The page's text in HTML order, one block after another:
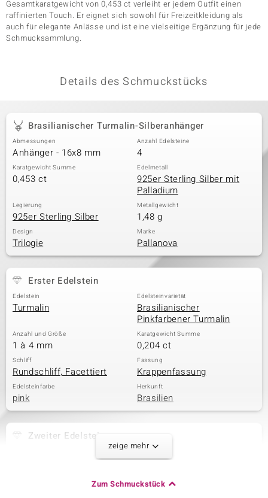
Classics
Gesamtkaratgewicht von 0,453 ct verleiht er jedem Outfit einen
raffinierten Touch. Er eignet sich sowohl für Freizeitkleidung als
auch für elegante Anlässe und ist eine vielseitige Ergänzung für jede
Schmucksammlung.
Details des Schmuckstücks
Brasilianischer Turmalin-Silberanhänger
Abmessungen
Anhänger - 16x8 mm
Anzahl Edelsteine
4
Karatgewicht Summe
0,453 ct
Edelmetall
925er Sterling Silber mit
Palladium
Legierung
925er Sterling Silber
Metallgewicht
1,48 g
Design
Trilogie
Marke
Pallanova
Erster Edelstein
Edelstein
Turmalin
Edelsteinvarietät
Brasilianischer
Pinkfarbener Turmalin
Anzahl und Größe
1 à 4 mm
Karatgewicht Summe
0,204 ct
Schliff
Rundschliff, Facettiert
Fassung
Krappenfassung
Edelsteinfarbe
pink
Herkunft
Brasilien
Zweiter Edelstein
Brasilianischer Grüner
1 à 3,5 mm
Schliff
zeige mehr
Zum Schmuckstück